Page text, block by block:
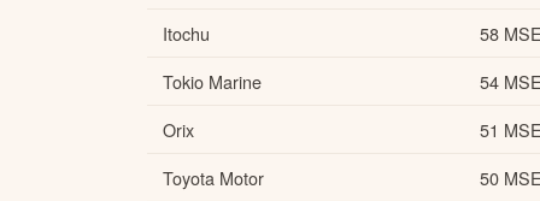
Itochu
58
Tokio Marine
54
Orix
51
Toyota Motor
50